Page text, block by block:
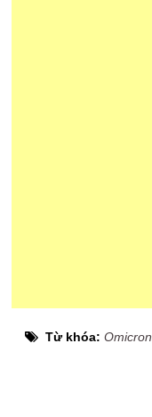
Từ khóa:Omicron